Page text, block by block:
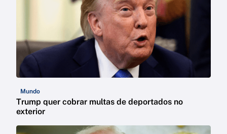
Mundo
Trump quer cobrar multas de deportados no
exterior